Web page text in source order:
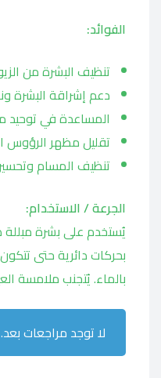
الفوائد:
تنظيف البشرة من
دعم إشراقة البشرة
المساعدة في توحيد
تقليل مظهر الرؤوس
تنظيف المسام
الجرعة / الاستخدام:
يُستخدم على بشرة
بحركات دائرية حتى
بالماء. يُتجنب ملامسة
لا توجد مراجعات بعد.